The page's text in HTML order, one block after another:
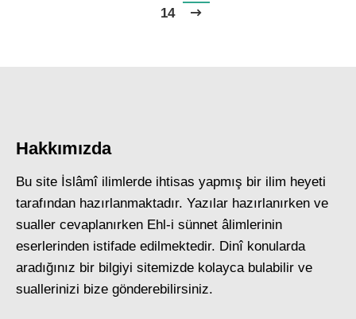
14
Hakkımızda
Bu site İslâmî ilimlerde ihtisas yapmış bir ilim heyeti
tarafından hazırlanmaktadır. Yazılar hazırlanırken ve
sualler cevaplanırken Ehl-i sünnet âlimlerinin
eserlerinden istifade edilmektedir. Dinî konularda
aradığınız bir bilgiyi sitemizde kolayca bulabilir ve
suallerinizi bize gönderebilirsiniz.